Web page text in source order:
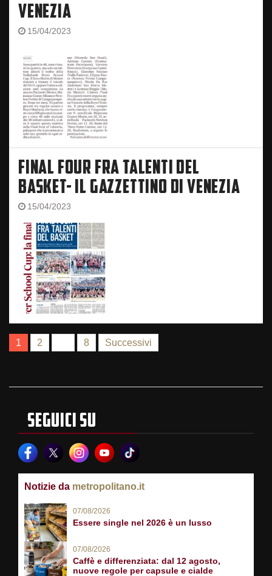
VENEZIA
15/04/2023
FINAL FOUR FRA TALENTI DEL
BASKET- IL GAZZETTINO DI VENEZIA
15/04/2023
NAVIGAZIONE
ARTICOLI
1 2 8 Successivi
SEGUICI SU
Notizie da metropolitano.it
07/08/2026
Essere single nel 2026 è un lusso
07/08/2026
Caffè e differenziata: dal 12 agosto,
nuove regole per capsule e cialde